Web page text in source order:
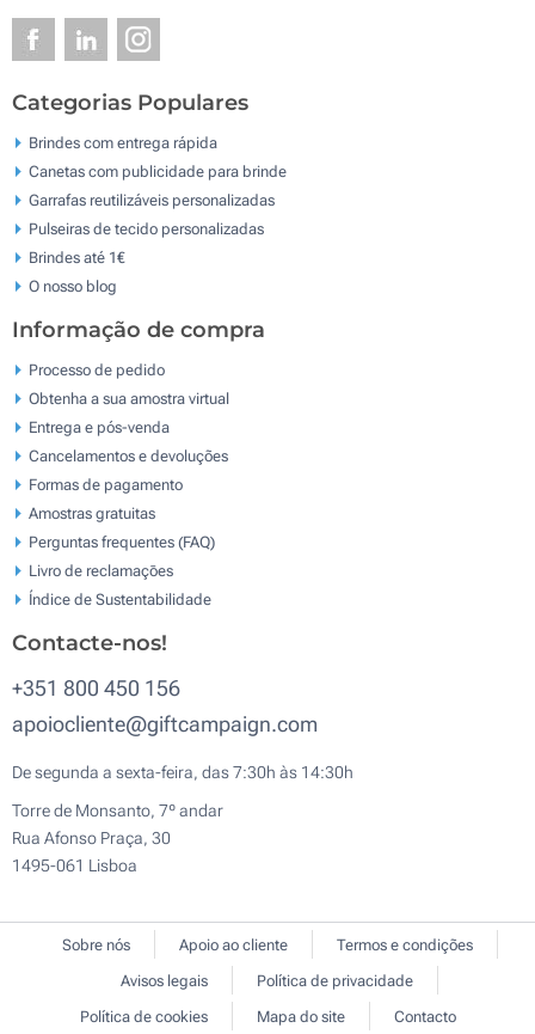
Categorias Populares
Brindes com entrega rápida
Canetas com publicidade para brinde
Garrafas reutilizáveis personalizadas
Pulseiras de tecido personalizadas
Brindes até 1€
O nosso blog
Informação de compra
Processo de pedido
Obtenha a sua amostra virtual
Entrega e pós-venda
Cancelamentos e devoluções
Formas de pagamento
Amostras gratuitas
Perguntas frequentes (FAQ)
Livro de reclamaçōes
Índice de Sustentabilidade
Contacte-nos!
+351 800 450 156
apoiocliente@giftcampaign.com
De segunda a sexta-feira, das 7:30h às 14:30h
Torre de Monsanto, 7º andar
Rua Afonso Praça, 30
1495-061 Lisboa
Sobre nós Apoio ao cliente
Termos e condições
Avisos legais
Política de privacidade
Política de cookies
Mapa do site Contacto